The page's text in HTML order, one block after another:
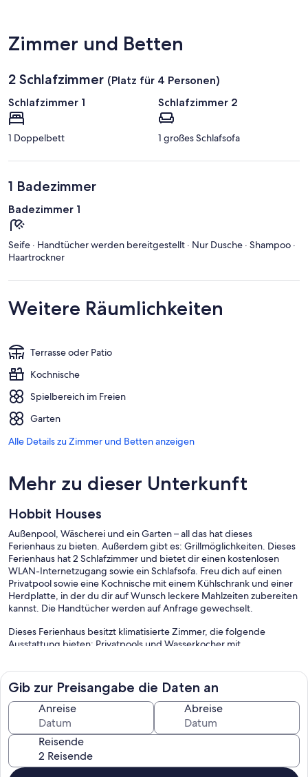
Zimmer und Betten
2 Schlafzimmer (Platz für 4 Personen)
Schlafzimmer 1
1 Doppelbett
Schlafzimmer 2
1 großes Schlafsofa
1 Badezimmer
Badezimmer 1
Seife · Handtücher werden bereitgestellt · Nur Dusche · Shampoo ·
Haartrockner
Weitere Räumlichkeiten
Terrasse oder Patio
Kochnische
Spielbereich im Freien
Garten
Alle Details zu Zimmer und Betten anzeigen
Mehr zu dieser Unterkunft
Hobbit Houses
Außenpool, Wäscherei und ein Garten – all das hat dieses
Ferienhaus zu bieten. Außerdem gibt es: Grillmöglichkeiten. Dieses
Ferienhaus hat 2 Schlafzimmer und bietet dir einen kostenlosen
WLAN-Internetzugang sowie ein Schlafsofa. Freu dich auf einen
Privatpool sowie eine Kochnische mit einem Kühlschrank und einer
Herdplatte, in der du dir auf Wunsch leckere Mahlzeiten zubereiten
kannst. Die Handtücher werden auf Anfrage gewechselt.
Dieses Ferienhaus besitzt klimatisierte Zimmer, die folgende
Ausstattung bieten: Privatpools und Wasserkocher mit
Ausstattung gehören Schlafsofas und Esstische. Zur Ausstattung
der Kochnischen gehören Kühlschrank, Herdplatte, Mikrowelle und
Kochgeschirr/Geschirr/Besteck. Zur Badausstattung gehören
Duschen und Haartrockner.
Dir steht ein kostenloser Internetzugang (WLAN) zur Verfügung.
Smart-TVs stehen in den Zimmern zur Verfügung. Auf Anfrage sind
frische Handtücher und frische Bettwäsche erhältlich.
Dieses Ferienhaus verfügt über folgendes Angebot: Außenpool.
Gib zur Preisangabe die Daten an
Anreise Abreise
Reisende